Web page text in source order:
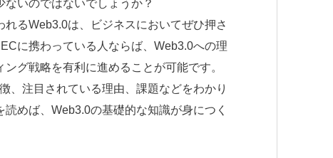
いのではないでしょうか？
るWeb3.0は、ビジネスにおいてぜひ押さ
に携わっている人ならば、Web3.0への理
グ戦略を有利に進めることが可能です。
、注目されている理由、課題などをわかり
めば、Web3.0の基礎的な知識が身につく